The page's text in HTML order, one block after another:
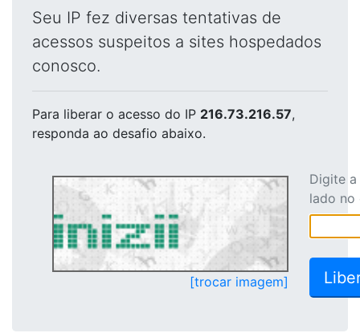
Seu IP fez diversas tentativas de
acessos suspeitos a sites hospedados
conosco.
Para liberar o acesso do IP 216.73.216.57,
responda ao desafio abaixo.
[trocar imagem]
Digite
lado no